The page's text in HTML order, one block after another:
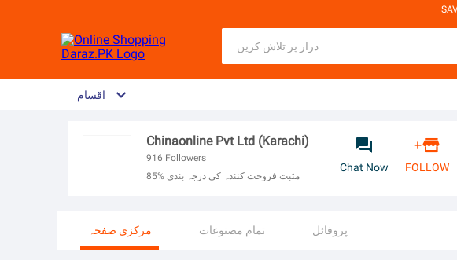
اقسام
Chinaonline Pvt Ltd (Karachi)
916 Followers
85% مثبت فروخت کنندہ کی درجہ بندی

Chat Now
+
FOLLOW
مرکزی صفحہ تمام مصنوعات پروفائل